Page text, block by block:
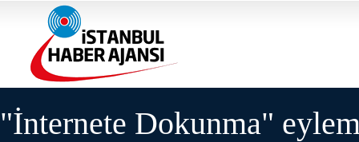
"İnternete Dokunma"